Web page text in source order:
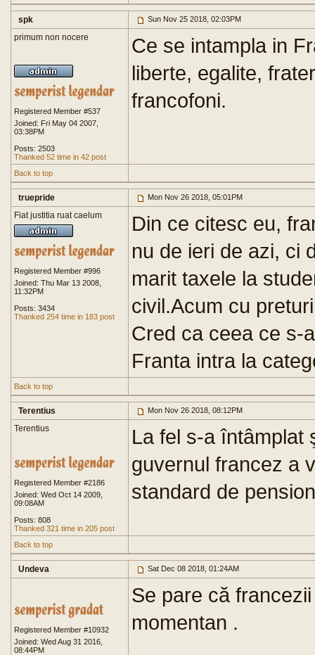
spk Sun Nov 25 2018, 02:03PM
primum non nocere
Registered Member #537
Joined: Fri May 04 2007,
03:38PM
Posts: 2503
Thanked 52 time in 42 post
Ce se intampla in
liberte, egalite,
francofoni.
Back to top
truepride Mon Nov 26 2018, 05:01PM
Fiat justitia ruat caelum
Registered Member #996
Joined: Thu Mar 13 2008,
11:32PM
Posts: 3434
Thanked 254 time in 183 post
Din ce citesc eu,
nu de ieri de azi, ci
marit taxele la
civil.Acum cu
Cred ca ceea ce s-
Franta intra la
Back to top
Terentius Mon Nov 26 2018, 08:12PM
Terentius
Registered Member #2186
Joined: Wed Oct 14 2009,
09:08AM
Posts: 808
Thanked 321 time in 205 post
La fel s-a întâmplat
guvernul francez a
standard de
Back to top
Undeva Sat Dec 08 2018, 01:24AM
Registered Member #10932
Joined: Wed Aug 31 2016,
08:44PM
Se pare că
momentan .